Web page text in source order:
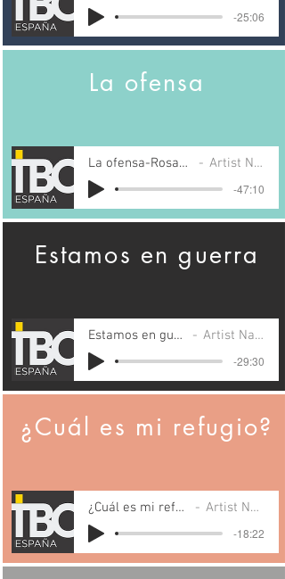
-25:06
La ofensa
La ofensa-Rosana Ros Artist Name
-47:10
Estamos en guerra
Estamos en guerra Artist Name
-29:30
¿Cuál es mi refugio?
¿Cuál es mi refugio? Artist Name
-18:22